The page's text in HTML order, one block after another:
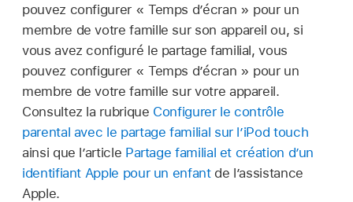
pouvez configurer « Temps d’écran » pour un
membre de votre famille sur son appareil ou, si
vous avez configuré le partage familial, vous
pouvez configurer « Temps d’écran » pour un
membre de votre famille sur votre appareil.
Consultez la rubrique Configurer le contrôle
parental avec le partage familial sur l’iPod touch
ainsi que l’article Partage familial et création d’un
identifiant Apple pour un enfantde l’assistance
Apple.